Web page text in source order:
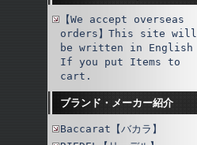
【We accept overseas
orders】This site will
be written in English
If you put Items to
cart.
ブランド・メーカー紹介
Baccarat【バカラ】